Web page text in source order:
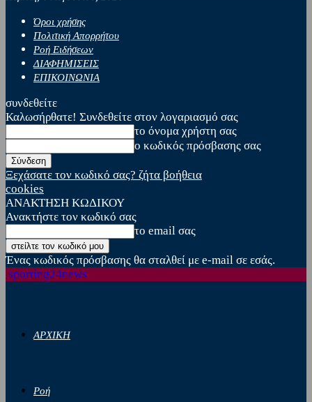
Όροι χρήσης
Πολιτική Απορρήτου
Ροή Ειδήσεων
ΔΙΑΦΗΜΙΣΕΙΣ
ΕΠΙΚΟΙΝΩΝΙΑ
συνδεθείτε
Καλωσήρθατε! Συνδεθείτε στον λογαριασμό σας
το όνομα χρήστη σας
ο κωδικός πρόσβασης σας
Ξεχάσατε τον κωδικό σας? ζήτα βοήθεια
cookies
ΑΝΑΚΤΗΣΗ ΚΩΔΙΚΟΥ
Ανακτήστε τον κωδικό σας
το email σας
Ένας κωδικός πρόσβασης θα σταλθεί με e-mail σε εσάς.
sporting24news
ΑΡΧΙΚΗ
Ροή